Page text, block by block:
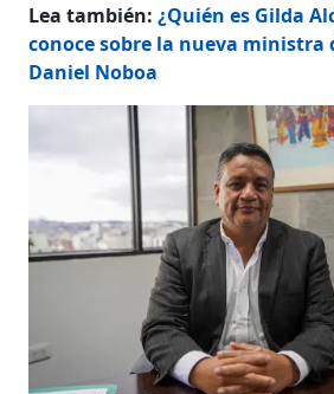
Lea también:¿Quién es Gilda
conoce sobre la nueva ministra
Daniel Noboa